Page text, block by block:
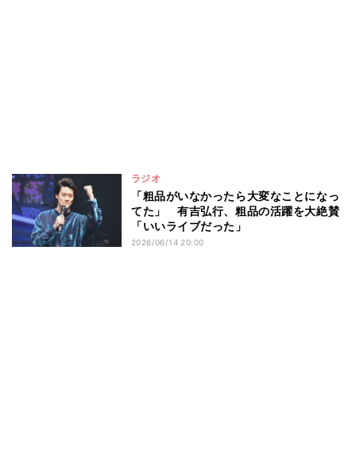
ラジオ
「粗品がいなかったら大変なことになっ
てた」 有吉弘行、粗品の活躍を大絶賛
「いいライブだった」
2026/06/14 20:00